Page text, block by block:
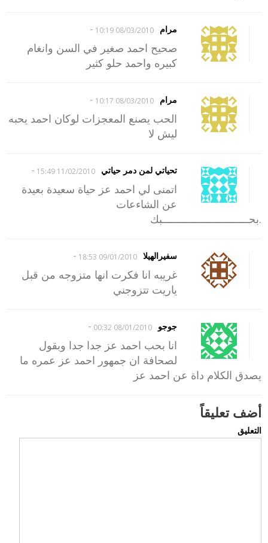
مرام 08/03/2010 10:19
-
صحيح احمد صغير في السن وانغام
كبيره واحمد حلو كثير
مرام 08/03/2010 10:17
-
الحب يصنع المعجزات لوكان احمد يحبه
ليش لا
تحياتي لمن دمر حياتي 11/02/2010 15:49
-
اتمنى لي احمد عز حياة سعيدة بعيدة
عن الشاءعات
.بحـــــــــــــــــــــــــــــبك
سفيرالهيلا 09/01/2010 18:53
-
غريبه انا فكرت انها متزوجه من قبل
ياريت تتزوجني
جوجو 08/01/2010 00:32
-
انا بحب احمد عز جدا جدا وبقول
لصحافة ان جمهور احمد عز عمره ما
يصدق الكلام داة عن احمد عز
أضف تعليقاً
التعليق